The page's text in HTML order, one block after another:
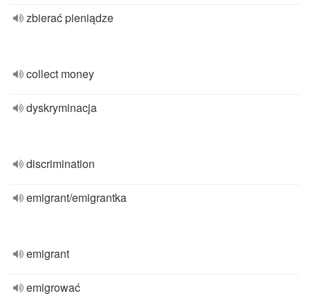
zbierać pieniądze
collect money
dyskryminacja
discrimination
emigrant/emigrantka
emigrant
emigrować